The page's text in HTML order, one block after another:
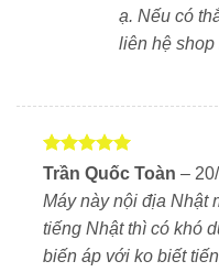
Áp lực vòi nước
Giúp tăng khả năng
giảm rối, nhăn.
Cảm biến
ạ. Nếu có
liên hệ shop
Được xếp
55
sao
Trần Quốc Toàn –
Máy này nội địa Nhật
tiếng Nhật thì có khó
biến áp với ko biết